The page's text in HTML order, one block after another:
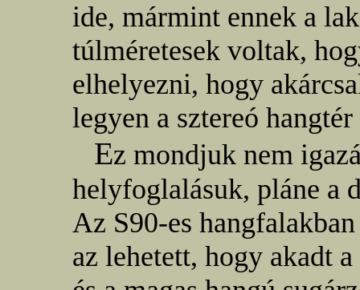
ide, mármint ennek a
túlméretesek voltak,
elhelyezni, hogy
legyen a sztereó
Ez mondjuk nem
helyfoglalásuk, pláne a
Az S90-es
az lehetett, hogy akadt